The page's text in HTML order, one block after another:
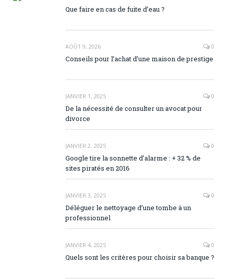
Que faire en cas de fuite d’eau ?
AOÛT 9, 2026 0
Conseils pour l’achat d’une maison de prestige
JANVIER 1, 2025 0
De la nécessité de consulter un avocat pour
divorce
JANVIER 2, 2025 0
Google tire la sonnette d’alarme : + 32 % de
sites piratés en 2016
JANVIER 3, 2025 0
Déléguer le nettoyage d’une tombe à un
professionnel
JANVIER 4, 2025 0
Quels sont les critères pour choisir sa banque ?